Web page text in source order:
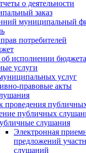
о деятельности
заказ
муниципальный
потребителей
исполнении бюджета
услуги
услуг
правовые акты
проведения
публичных
слушания
Электронная
предложений
слушаний